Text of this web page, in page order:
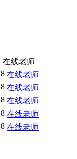
在线老师
在线老师
在线老师
在线老师
在线老师
在线老师